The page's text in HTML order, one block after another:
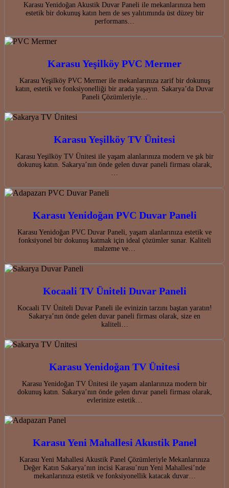
Karasu Yenidoğan Akustik Duvar Paneli ile mekanlarınıza hem
estetik bir dokunuş katın hem de ses yalıtımında üst düzey bir
performans…
Karasu Yeşilköy PVC Mermer
Karasu Yeşilköy PVC Mermer ile mekanlarınıza zarif bir dokunuş
katın, estetik ve fonksiyonelliği bir arada yaşayın. Sakarya’da Duvar
Paneli Çözümleriyle…
Karasu Yeşilköy TV Ünitesi
Karasu Yeşilköy TV Ünitesi ile yaşam alanlarınıza modern ve şık bir
dokunuş katın. Sakarya’nın önde gelen duvar paneli firması olarak,
Karasu Yenidoğan PVC Duvar Paneli
Karasu Yenidoğan PVC Duvar Paneli, yaşam alanlarınıza estetik ve
fonksiyonel bir dokunuş katmak için ideal çözümler sunar. Kaliteli
malzeme ve…
Kocaali TV Üniteli Duvar Paneli
Kocaali TV Üniteli Duvar Paneli ile evinizin tarzını baştan yaratın!
Sakarya’nın önde gelen duvar paneli firması olarak, size en
kaliteli…
Karasu Yenidoğan TV Ünitesi
Karasu Yenidoğan TV Ünitesi ile yaşam alanlarınıza modern bir
dokunuş katın. Sakarya’nın önde gelen duvar paneli firması olarak,
evlerinize estetik…
Karasu Yeni Mahallesi Akustik Panel
Karasu Yeni Mahallesi Akustik Panel Çözümleriyle Mekanlarınıza
Değer Katın Sakarya’nın incisi Karasu’nun Yeni Mahallesi’nde
mekanlarınıza estetik ve fonksiyonellik katacak duvar…